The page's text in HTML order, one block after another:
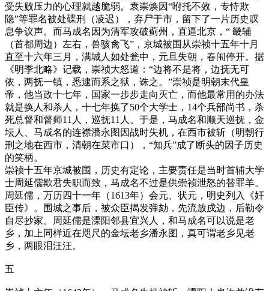
受失败压力的心理就越脆弱。袁崇焕因“咐托不效，专恃欺
隐”等罪名被处碟刑（凌迟），弃尸于市，留下了一片历史叹
息争议声。而马成名因为清军攻破蓟州，直逼北京，“ 畿辅
（首都周边）左右，兽骇禽飞”，京城被围从崇祯十五年十月
直至十六年三月，满城人如处瓮中，元旦失朝，春闱停开。据
《明季北略》记载，崇祯大怒道：“边将不是将，边抚无可
依，两抚一镇，悉逮而系之狱，诛之。”崇祯是明朝末代皇
帝，他当政十七年，国家一步步走向灭亡，而他最常用的办法
就是换人和杀人，十七年换了50个大学士，14个兵部尚书，杀
死总督和督师11人，巡抚11人。于是，马成名和顺天巡抚，金
坛人、马成名的连襟潘永图因战时失机，在西市被斩（明朝行
刑之地在西市，清朝在菜市口），“知兵”成了断头的因子历史
的笑柄。
崇祯十五年京城被围，历史有定论，主要责任是当时首辅大学
士周延儒欺君失职而致，马成名不过是供崇祯泄怒的替罪羊。
周延儒，万历四十一年（1613年）会元、状元，明史列入《奸
臣传》。围城之事后，被众臣揭发弹劾，先流放戍边，后勒令
自尽抄家。周延儒是溧阳邻县宜兴人，和马成名可以说是老
乡，加上同样近在咫尺的金坛老乡潘永图，真可谓老乡见老
乡，两眼泪汪汪。
五